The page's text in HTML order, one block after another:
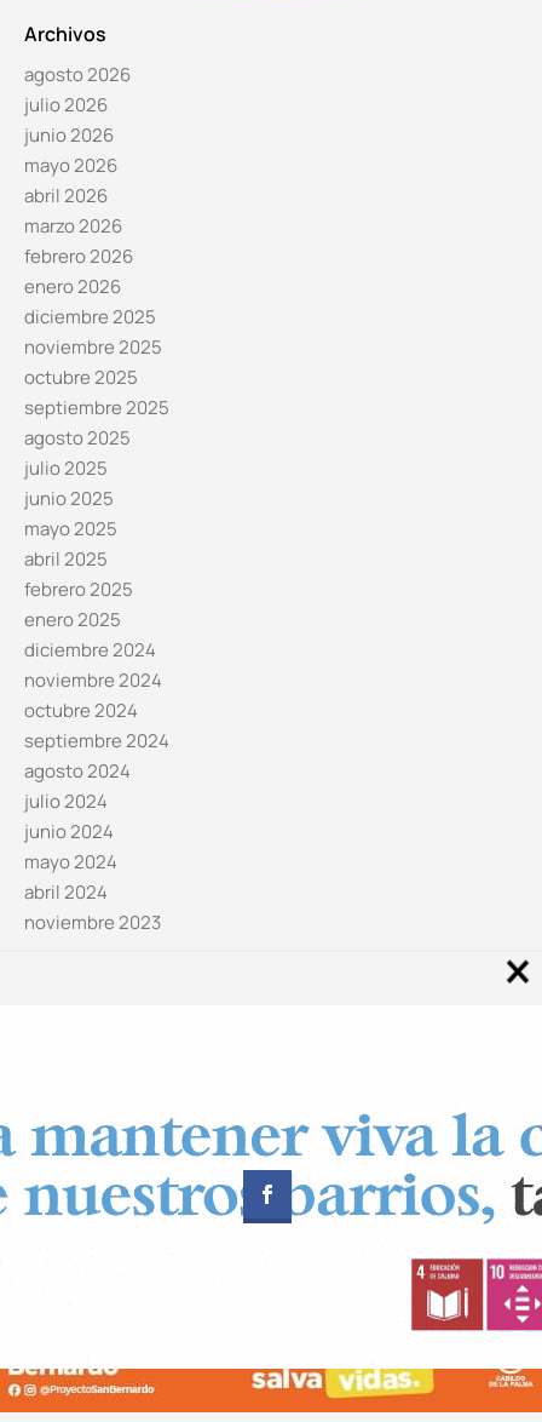
Archivos
agosto 2026
julio 2026
junio 2026
mayo 2026
abril 2026
marzo 2026
febrero 2026
enero 2026
diciembre 2025
noviembre 2025
octubre 2025
septiembre 2025
agosto 2025
julio 2025
junio 2025
mayo 2025
abril 2025
febrero 2025
enero 2025
diciembre 2024
noviembre 2024
octubre 2024
septiembre 2024
agosto 2024
julio 2024
junio 2024
mayo 2024
abril 2024
noviembre 2023
© Copyright 2024 Canal 11 La Palma.